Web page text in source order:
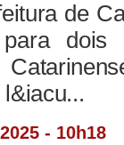
de
dois
- 10h18